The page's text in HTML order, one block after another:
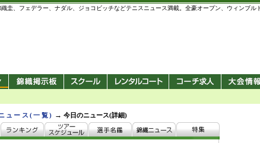
圭、フェデラー、ナダル、ジョコビッチなどテニスニュース満載。全豪オープン、ウィンブル
ュース(一覧) →今日のニュース(詳細)